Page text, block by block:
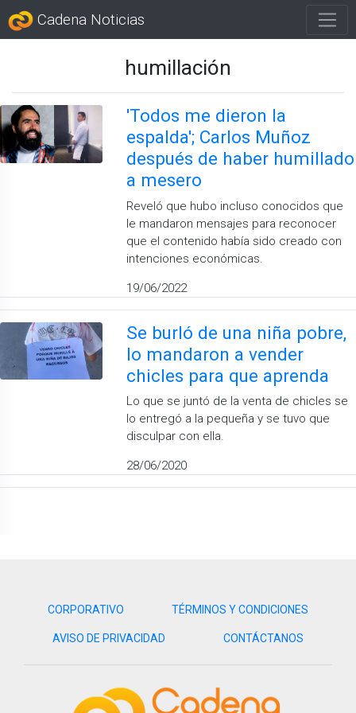
Cadena Noticias
humillación
'Todos me dieron la
espalda'; Carlos Muñoz
después de haber humillado
a mesero
Reveló que hubo incluso conocidos que
le mandaron mensajes para reconocer
que el contenido había sido creado con
intenciones económicas.
19/06/2022
Se burló de una niña pobre,
lo mandaron a vender
chicles para que aprenda
Lo que se juntó de la venta de chicles se
lo entregó a la pequeña y se tuvo que
disculpar con ella.
28/06/2020
CORPORATIVO TÉRMINOS Y CONDICIONES
AVISO DE PRIVACIDAD CONTÁCTANOS